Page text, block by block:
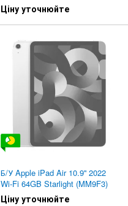
Ціну уточнюйте
Б/У Apple iPad Air 10.9'' 2022
Wi-Fi 64GB Starlight (MM9F3)
Ціну уточнюйте